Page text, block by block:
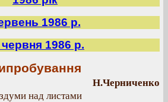
1986 р.
червня 1986 р.
Н.Черниченко
над листами